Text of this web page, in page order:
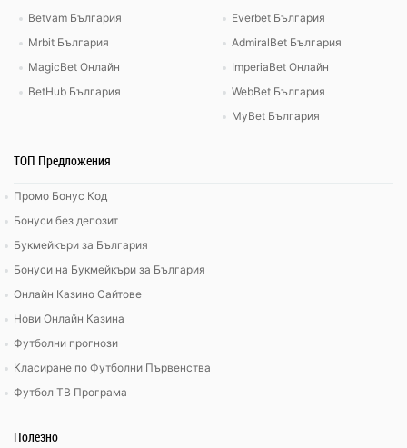
Betvam България
Mrbit България
MagicBet Онлайн
BetHub България
Everbet България
AdmiralBet България
ImperiaBet Онлайн
WebBet България
MyBet България
ТОП Предложения
Промо Бонус Код
Бонуси без депозит
Букмейкъри за България
Бонуси на Букмейкъри за България
Онлайн Казино Сайтове
Нови Онлайн Казина
Футболни прогнози
Класиране по Футболни Първенства
Футбол ТВ Програма
Полезно